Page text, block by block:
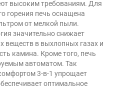
высоким требованиям. Для
горения печь оснащена
от мелкой пыли.
значительно снижает
веществ в выхлопных газах и
камина. Кроме того, печь
автоматом. Так
3-в-1 упрощает
оптимальное